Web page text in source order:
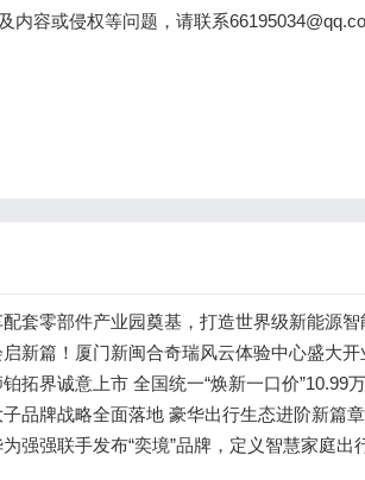
内容或侵权等问题，请联系
套零部件产业园奠基，打造世界级新能源智
启新篇！厦门新闽合奇瑞风云体验中心盛大开
拓界诚意上市 全国统一“焕新一口价”10.99
品牌战略全面落地 豪华出行生态进阶新篇章
强强联手发布“奕境”品牌，定义智慧家庭出